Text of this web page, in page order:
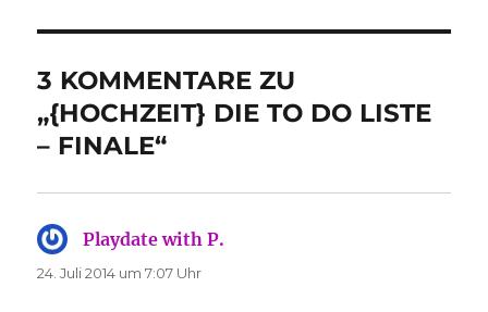
3 KOMMENTARE ZU
„{HOCHZEIT} DIE TO DO LISTE
– FINALE“
Playdate with P.
24. Juli 2014 um 7:07 Uhr